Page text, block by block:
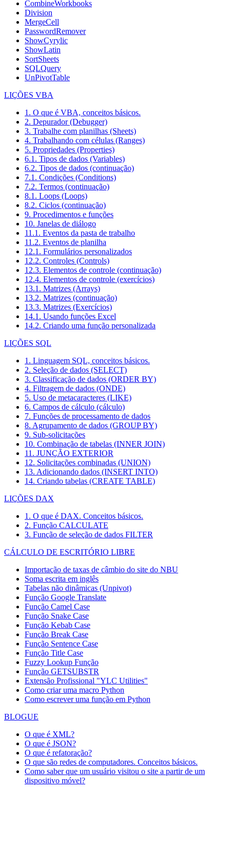
CombineWorkbooks
Division
MergeCell
PasswordRemover
ShowCyrylic
ShowLatin
SortSheets
SQLQuery
UnPivotTable
LIÇÕES VBA
1. O que é VBA, conceitos básicos.
2. Depurador (Debugger)
3. Trabalhe com planilhas (Sheets)
4. Trabalhando com células (Ranges)
5. Propriedades (Properties)
6.1. Tipos de dados (Variables)
6.2. Tipos de dados (continuação)
7.1. Condições (Conditions)
7.2. Termos (continuação)
8.1. Loops (Loops)
8.2. Ciclos (continuação)
9. Procedimentos e funções
10. Janelas de diálogo
11.1. Eventos da pasta de trabalho
11.2. Eventos de planilha
12.1. Formulários personalizados
12.2. Controles (Controls)
12.3. Elementos de controle (continuação)
12.4. Elementos de controle (exercícios)
13.1. Matrizes (Arrays)
13.2. Matrizes (continuação)
13.3. Matrizes (Exercícios)
14.1. Usando funções Excel
14.2. Criando uma função personalizada
LIÇÕES SQL
1. Linguagem SQL, conceitos básicos.
2. Seleção de dados (SELECT)
3. Classificação de dados (ORDER BY)
4. Filtragem de dados (ONDE)
5. Uso de metacaracteres (LIKE)
6. Campos de cálculo (cálculo)
7. Funções de processamento de dados
8. Agrupamento de dados (GROUP BY)
9. Sub-solicitações
10. Combinação de tabelas (INNER JOIN)
11. JUNÇÃO EXTERIOR
12. Solicitações combinadas (UNION)
13. Adicionando dados (INSERT INTO)
14. Criando tabelas (CREATE TABLE)
LIÇÕES DAX
1. O que é DAX. Conceitos básicos.
2. Função CALCULATE
3. Função de seleção de dados FILTER
CÁLCULO DE ESCRITÓRIO LIBRE
Importação de taxas de câmbio do site do NBU
Soma escrita em inglês
Tabelas não dinâmicas (Unpivot)
Função Google Translate
Função Camel Case
Função Snake Case
Função Kebab Case
Função Break Case
Função Sentence Case
Função Title Case
Fuzzy Lookup Função
Função GETSUBSTR
Extensão Profissional "YLC Utilities"
Como criar uma macro Python
Como escrever uma função em Python
BLOGUE
O que é XML?
O que é JSON?
O que é refatoração?
O que são redes de computadores. Conceitos básicos.
Como saber que um usuário visitou o site a partir de um
dispositivo móvel?